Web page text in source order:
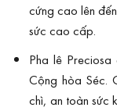
cứng cao lên
sức cao cấp.
Pha lê
Cộng hòa Séc.
chì, an toàn sức